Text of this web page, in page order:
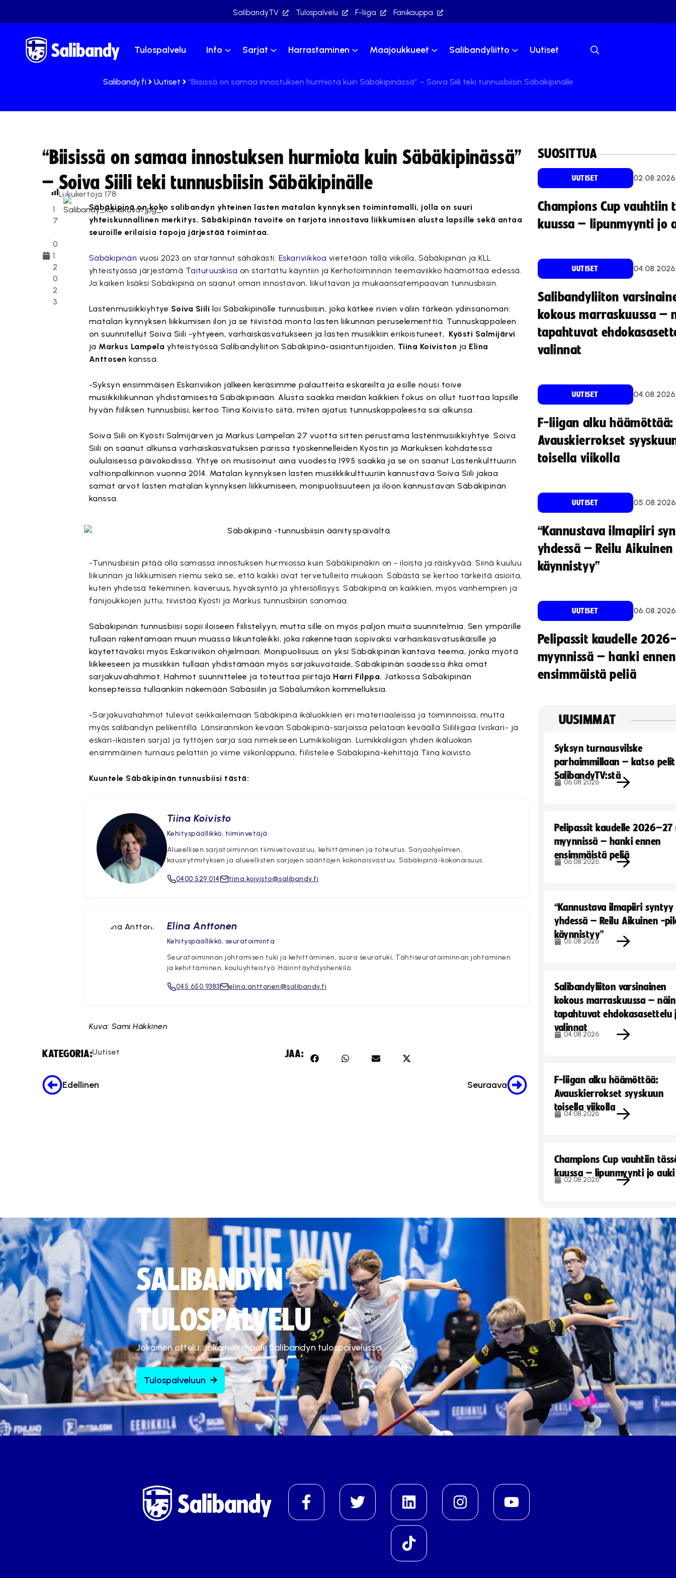
SalibandyTV Tulospalvelu F-liiga Fanikauppa
Tulospalvelu Info Sarjat Harrastaminen Maajoukkueet Salibandyliitto Uutiset
Salibandy.fi Uutiset “Biisissä on samaa innostuksen hurmiota kuin Säbäkipinässä” – Soiva Siili teki tunnusbiisin Säbäkipinälle
“Biisissä on samaa innostuksen hurmiota kuin Säbäkipinässä”
– Soiva Siili teki tunnusbiisin Säbäkipinälle
1
7
.
0
1.
2
0
2
3
Lukukertoja:178
Säbäkipinä on koko salibandyn yhteinen lasten matalan kynnyksen toimintamalli, jolla on suuri
yhteiskunnallinen merkitys. Säbäkipinän tavoite on tarjota innostava liikkumisen alusta lapsille sekä antaa
seuroille erilaisia tapoja järjestää toimintaa.
Säbäkipinän vuosi 2023 on startannut sähäkästi: Eskariviikkoa vietetään tällä viikolla, Säbäkipinän ja KLL
yhteistyössä järjestämä Taituruuskisa on startattu käyntiin ja Kerhotoiminnan teemaviikko häämöttää edessä.
Ja kaiken lisäksi Säbäkipinä on saanut oman innostavan, liikuttavan ja mukaansatempaavan tunnusbiisin.
Lastenmusiikkiyhtye Soiva Siili loi Säbäkipinälle tunnusbiisin, joka kätkee rivien väliin tärkeän ydinsanoman:
matalan kynnyksen liikkumisen ilon ja se tiivistää monta lasten liikunnan peruselementtiä. Tunnuskappaleen
on suunnitellut Soiva Siili -yhtyeen, varhaiskasvatukseen ja lasten musiikkiin erikoistuneet, Kyösti Salmijärvi
ja Markus Lampela yhteistyössä Salibandyliiton Säbäkipinä-asiantuntijoiden, Tiina Koiviston ja Elina
Anttosenkanssa.
-Syksyn ensimmäisen Eskariviikon jälkeen keräsimme palautteita eskareilta ja esille nousi toive
musiikkiliikunnan yhdistämisestä Säbäkipinään. Alusta saakka meidän kaikkien fokus on ollut tuottaa lapsille
hyvän fiiliksen tunnusbiisi, kertoo Tiina Koivisto siitä, miten ajatus tunnuskappaleesta sai alkunsa.
Soiva Siili on Kyösti Salmijärven ja Markus Lampelan 27 vuotta sitten perustama lastenmusiikkiyhtye. Soiva
Siili on saanut alkunsa varhaiskasvatuksen parissa työskennelleiden Kyöstin ja Markuksen kohdatessa
oululaisessa päiväkodissa. Yhtye on musisoinut aina vuodesta 1995 saakka ja se on saanut Lastenkulttuurin
valtionpalkinnon vuonna 2014. Matalan kynnyksen lasten musiikkikulttuuriin kannustava Soiva Siili jakaa
samat arvot lasten matalan kynnyksen liikkumiseen, monipuolisuuteen ja iloon kannustavan Säbäkipinän
kanssa.
-Tunnusbiisin pitää olla samassa innostuksen hurmiossa kuin Säbäkipinäkin on - iloista ja räiskyvää. Siinä kuuluu
liikunnan ja liikkumisen riemu sekä se, että kaikki ovat tervetulleita mukaan. Säbästä se kertoo tärkeitä asioita,
kuten yhdessä tekeminen, kaveruus, hyväksyntä ja yhteisöllisyys. Säbäkipinä on kaikkien, myös vanhempien ja
fanijoukkojen juttu, tiivistää Kyösti ja Markus tunnusbiisin sanomaa.
Säbäkipinän tunnusbiisi sopii iloiseen fiilistelyyn, mutta sille on myös paljon muita suunnitelmia. Sen ympärille
tullaan rakentamaan muun muassa liikuntaleikki, joka rakennetaan sopivaksi varhaiskasvatusikäisille ja
käytettäväksi myös Eskariviikon ohjelmaan. Monipuolisuus on yksi Säbäkipinän kantava teema, jonka myötä
liikkeeseen ja musiikkiin tullaan yhdistämään myös sarjakuvataide, Säbäkipinän saadessa ihka omat
sarjakuvahahmot. Hahmot suunnittelee ja toteuttaa piirtäjä Harri Filppa. Jatkossa Säbäkipinän
konsepteissa tullaankiin näkemään Säbäsiilin ja Säbälumikon kommelluksia.
-Sarjakuvahahmot tulevat seikkailemaan Säbäkipinä ikäluokkien eri materiaaleissa ja toiminnoissa, mutta
myös salibandyn pelikentillä. Länsirannikon kevään Säbäkipinä-sarjoissa pelataan keväällä Siililiigaa (viskari- ja
eskari-ikäisten sarja) ja tyttöjen sarja saa nimekseen Lumikkoliigan. Lumikkoliigan yhden ikäluokan
ensimmäinen turnaus pelattiin jo viime viikonloppuna, fiilistelee Säbäkipinä-kehittäjä Tiina koivisto.
Kuuntele Säbäkipinän tunnusbiisi tästä:
Tiina Koivisto
Kehityspäällikkö, tiiminvetäjä
Alueellisen sarjatoiminnan tiimivetovastuu, kehittäminen ja toteutus. Sarjaohjelmien,
kausirytmityksen ja alueellisten sarjojen sääntöjen kokonaisvastuu. Säbäkipinä-kokonaisuus.
0400 529 014 tiina.koivisto@salibandy.fi
Elina Anttonen
Kehityspäällikkö, seuratoiminta
Seuratoiminnan johtamisen tuki ja kehittäminen, suora seuratuki, Tähtiseuratoiminnan johtaminen
ja kehittäminen, kouluyhteistyö. Häirintäyhdyshenkilö.
045 650 9383 elina.anttonen@salibandy.fi
Kuva: Sami Häkkinen
KATEGORIA:Uutiset JAA:
Edellinen Seuraava
SUOSITTUA
UUTISET 02.08.2026
Champions Cup vauhtiin
kuussa – lipunmyynti jo
UUTISET 04.08.2026
Salibandyliiton
kokous marraskuussa –
tapahtuvat
valinnat
UUTISET 04.08.2026
F-liigan alku häämöttää:
Avauskierrokset
toisella viikolla
UUTISET 05.08.2026
“Kannustava ilmapiiri
yhdessä – Reilu
käynnistyy”
UUTISET 06.08.2026
Pelipassit kaudelle
myynnissä – hanki ennen
ensimmäistä peliä
UUSIMMAT
Syksyn turnausvilske
parhaimmillaan – katso pelit
SalibandyTV:stä
06.08.2026
Pelipassit kaudelle
myynnissä – hanki ennen
ensimmäistä peliä
06.08.2026
“Kannustava ilmapiiri syntyy
yhdessä – Reilu Aikuinen -
käynnistyy”
05.08.2026
Salibandyliiton varsinainen
kokous marraskuussa – näin
tapahtuvat ehdokasasettelu
valinnat
04.08.2026
F-liigan alku häämöttää:
Avauskierrokset syyskuun
toisella viikolla
04.08.2026
Champions Cup vauhtiin
kuussa – lipunmyynti jo auki
02.08.2026
SALIBANDYN
TULOSPALVELU
Jokainen ottelu. Jokainen maali. Salibandyn tulospalvelussa.
Tulospalveluun